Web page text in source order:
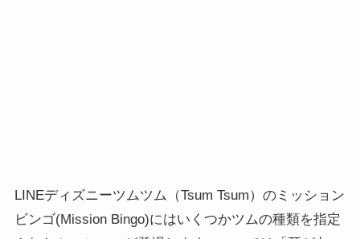
LINEディズニーツムツム（Tsum Tsum）のミッション
ビンゴ(Mission Bingo)にはいくつかツムの種類を指定